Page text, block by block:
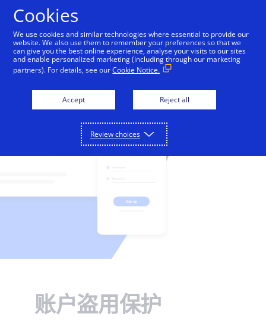
支付解决方案
少欺诈和保护支付数据。
接受网上、销售点以及呼叫中心的付款。
定期结算、全球税务计算、货币兑换等。
我们的合作伙伴网络可以帮助推动业务创新和增长。
我们通过金融合作伙伴提供解决方案。
与领先的技术和基础设施提供商建立联系。
定制可满足您业务需求的解决方案。
开发人员
我们的编码环境为您提供了各种工具，用于构建可在全
球范围内扩大规模的无摩擦支付解决方案。
API 参考资料
查看用于实施我们的 API 的功能级别指南。
联系我们屡获殊荣的客户支持团队，或直接联系销售人
访问我们的客户支持门户网站，以及阅读实用文章。
技术文档
销售帮助
详细了解我们的服务如何为您的业务提供帮助。
Cybersource 提供一整套在线和面对面服务，可简化支
了解我们如何成为支付和欺诈管理领域的领先者，以及
获取关于业务经营和提升客户满意度的窍门。
与我们合作
账户盗用保护
Cookies
We use cookies and similar technologies where essential to provide our
website. We also use them to remember your preferences so that we
can give you the best online experience, analyse your visits to our sites
and enable personalized marketing (including through our marketing
partners). For details, see ourCookie Notice.
Accept Reject all
Review choices